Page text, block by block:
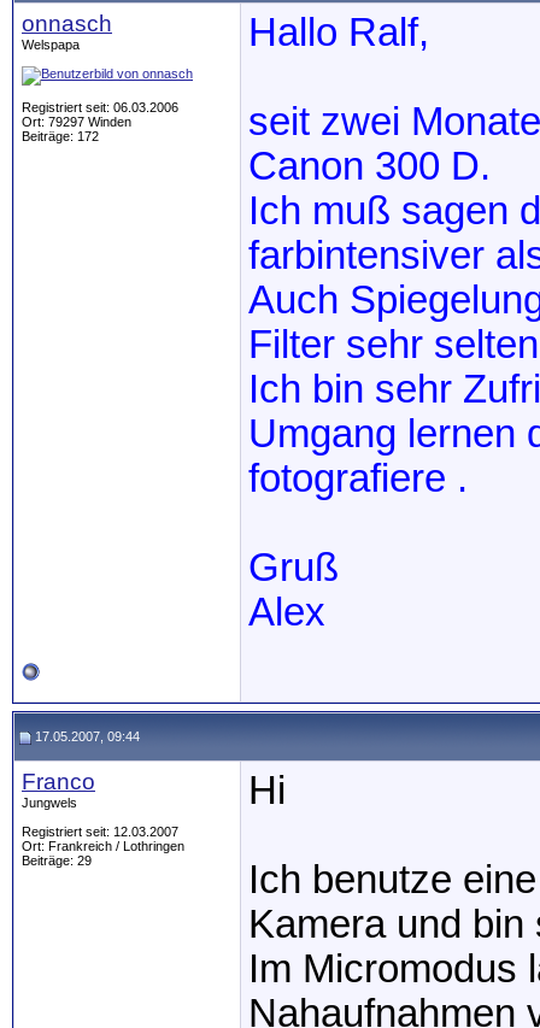
onnasch
Welspapa
Registriert seit: 06.03.2006
Ort: 79297 Winden
Beiträge: 172
Hallo Ralf,
seit zwei
Canon 300 D.
Ich muß sagen
farbintensiver
Auch
Filter sehr
Ich bin sehr
Umgang lernen
fotografiere .
Gruß
Alex
17.05.2007, 09:44
Franco
Jungwels
Registriert seit: 12.03.2007
Ort: Frankreich / Lothringen
Beiträge: 29
Hi
Ich benutze
Kamera und
Im Micromodus
Nahaufnahmen